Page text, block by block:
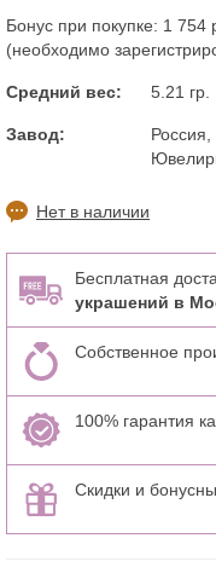
Бонус при покупке: 1 754
(необходимо
Средний вес: 5.21 гр.
Завод:
Россия,
Нет в наличии
Бесплатная
украшений в
Собственное
100% гарантия
Скидки и